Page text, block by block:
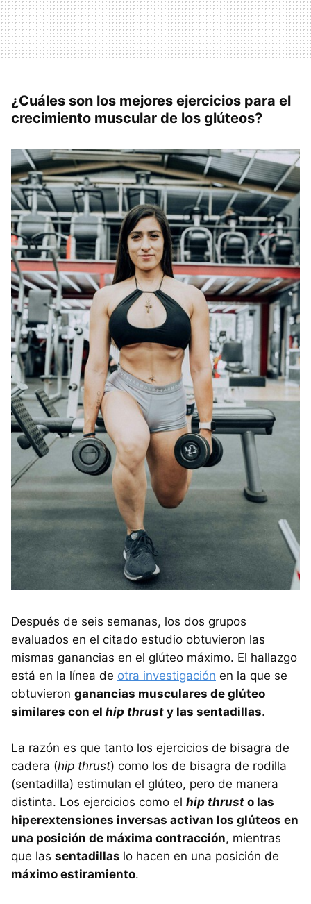
¿Cuáles son los mejores ejercicios para el
crecimiento muscular de los glúteos?
Después de seis semanas, los dos grupos
evaluados en el citado estudio obtuvieron las
mismas ganancias en el glúteo máximo. El hallazgo
está en la línea de otra investigación en la que se
obtuvieron ganancias musculares de glúteo
similares con el hip thrust y las sentadillas.
La razón es que tanto los ejercicios de bisagra de
cadera (hip thrust) como los de bisagra de rodilla
(sentadilla) estimulan el glúteo, pero de manera
distinta. Los ejercicios como el hip thrust o las
hiperextensiones inversas activan los glúteos en
una posición de máxima contracción, mientras
que las sentadillas lo hacen en una posición de
máximo estiramiento.